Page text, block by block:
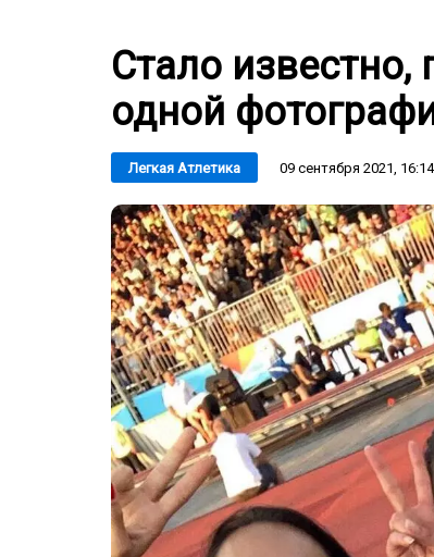
Стало известно,
одной
Легкая Атлетика 09 сентября 2021, 16:14